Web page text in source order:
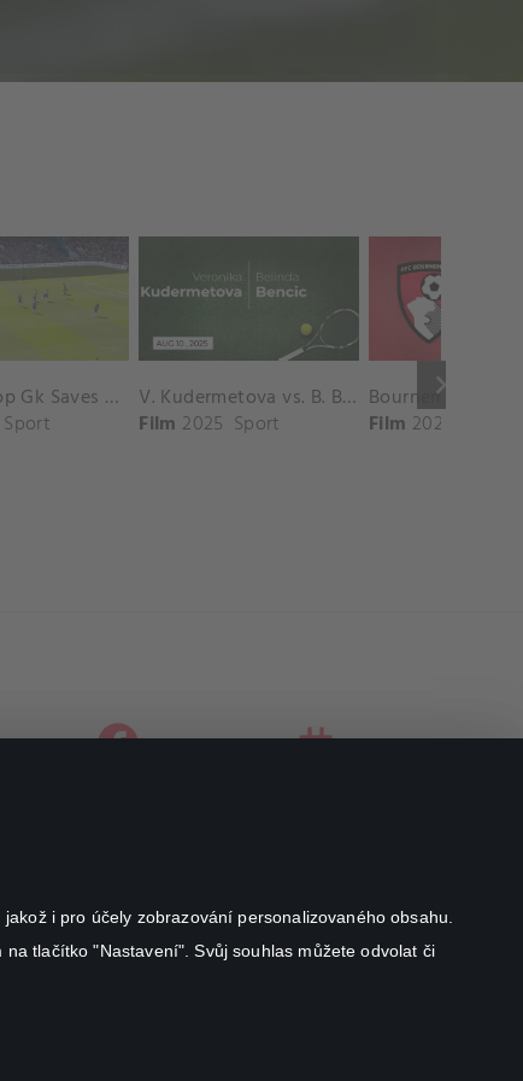
i pro účely zobrazování personalizovaného obsahu.
tlačítko "Nastavení". Svůj souhlas můžete odvolat či
keyboard_arrow_right
Chelsea Top Gk Saves vs. Crystal Palace
Sport
V. Kudermetova vs. B. Bencic Match Highlights - CINCINNATI_Champions Court ( August 10, 2025)
Film 2025 Sport Film 2025
facebookinstagram
Canal+ Luxembourg S. à r.l. se sídlem Rue Albert Borschette 4,